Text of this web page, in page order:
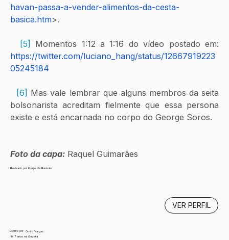
havan-passa-a-vender-alimentos-da-cesta-
basica.htm>.
[5]
https://twitter.com/luciano_hang/status/12667919223
05245184
[6] Mas vale lembrar que alguns membros da seita
bolsonarista acreditam fielmente que essa persona
existe e está encarnada no corpo do George Soros.
Foto da capa: Raquel Guimarães
Revisado por Equipe de Revisão
Escrito por
Ornito Vargas
Há 7 anos na Gazeta
VER PERFIL